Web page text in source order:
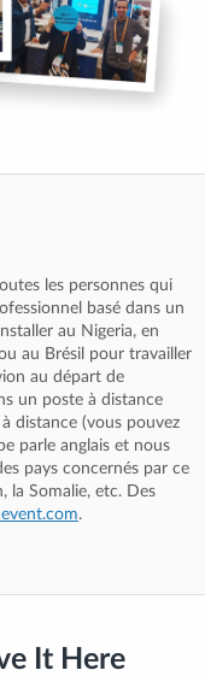
les personnes qui
basé dans un
au Nigeria, en
au Brésil pour travailler
au départ de
un poste à distance
distance (vous pouvez
parle anglais et nous
pays concernés par ce
la Somalie, etc. Des
.
It Here